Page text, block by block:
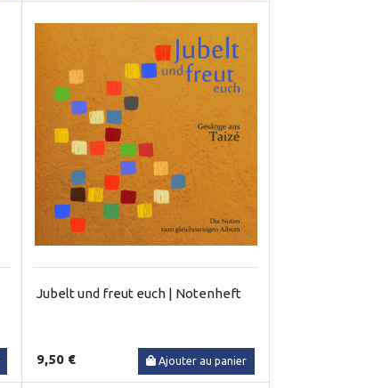
Jubelt und freut euch | Notenheft
9,50 € Ajouter au panier